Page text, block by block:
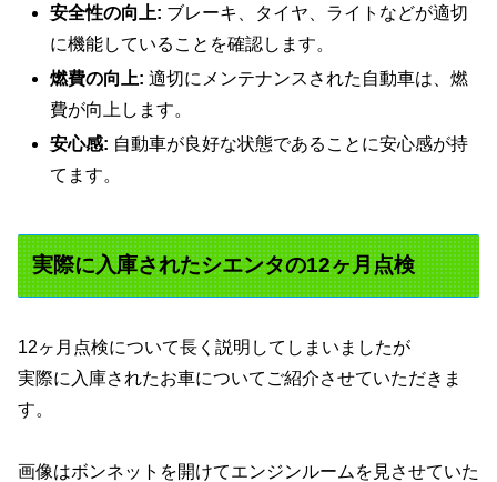
安全性の向上: ブレーキ、タイヤ、ライトなどが適切
に機能していることを確認します。
燃費の向上: 適切にメンテナンスされた自動車は、燃
費が向上します。
安心感: 自動車が良好な状態であることに安心感が持
てます。
実際に入庫されたシエンタの12ヶ月点検
12ヶ月点検について長く説明してしまいましたが
実際に入庫されたお車についてご紹介させていただきま
す。
画像はボンネットを開けてエンジンルームを見させていた